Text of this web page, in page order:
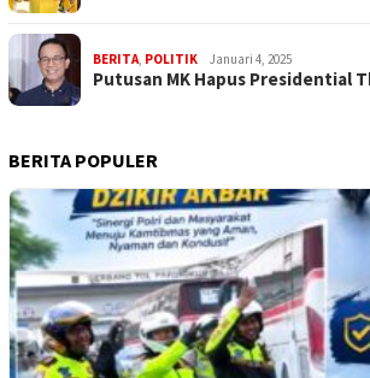
BERITA, POLITIK Januari 4, 2025
Putusan MK Hapus Presidential
BERITA POPULER